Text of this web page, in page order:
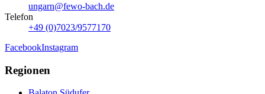
ungarn@fewo-bach.de
Telefon
+49 (0)7023/9577170
FacebookInstagram
Regionen